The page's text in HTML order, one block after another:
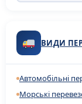
ВИДИ
Автомобільні
Морські